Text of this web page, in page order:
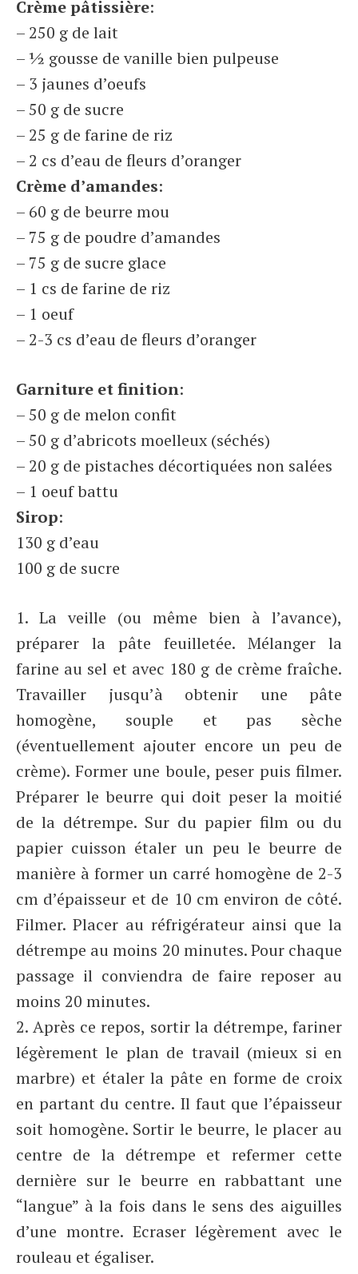
Crème pâtissière:
– 250 g de lait
– ½ gousse de vanille bien pulpeuse
– 3 jaunes d’oeufs
– 50 g de sucre
– 25 g de farine de riz
– 2 cs d’eau de fleurs d’oranger
Crème d’amandes:
– 60 g de beurre mou
– 75 g de poudre d’amandes
– 75 g de sucre glace
– 1 cs de farine de riz
– 1 oeuf
– 2-3 cs d’eau de fleurs d’oranger
Garniture et finition:
– 50 g de melon confit
– 50 g d’abricots moelleux (séchés)
– 20 g de pistaches décortiquées non salées
– 1 oeuf battu
Sirop:
130 g d’eau
100 g de sucre
1. La veille (ou même bien à l’avance),
préparer la pâte feuilletée. Mélanger la
farine au sel et avec 180 g de crème fraîche.
Travailler jusqu’à obtenir une pâte
homogène, souple et pas sèche
(éventuellement ajouter encore un peu de
crème). Former une boule, peser puis filmer.
Préparer le beurre qui doit peser la moitié
de la détrempe. Sur du papier film ou du
papier cuisson étaler un peu le beurre de
manière à former un carré homogène de 2-3
cm d’épaisseur et de 10 cm environ de côté.
Filmer. Placer au réfrigérateur ainsi que la
détrempe au moins 20 minutes. Pour chaque
passage il conviendra de faire reposer au
moins 20 minutes.
2. Après ce repos, sortir la détrempe, fariner
légèrement le plan de travail (mieux si en
marbre) et étaler la pâte en forme de croix
en partant du centre. Il faut que l’épaisseur
soit homogène. Sortir le beurre, le placer au
centre de la détrempe et refermer cette
dernière sur le beurre en rabbattant une
“langue” à la fois dans le sens des aiguilles
d’une montre. Ecraser légèrement avec le
rouleau et égaliser.